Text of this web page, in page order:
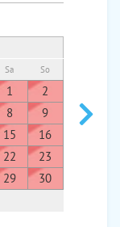
Sa So
1
2
8
9
15
16
22
23
29
30
7